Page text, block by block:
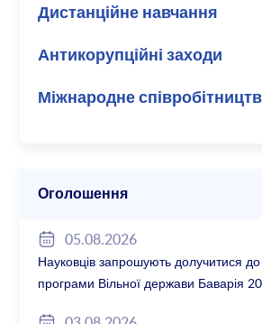
Дистанційне навчання
Антикорупційні заходи
Міжнародне
Оголошення
05.08.2026
Науковців запрошують долучитися до
програми Вільної держави Баварія